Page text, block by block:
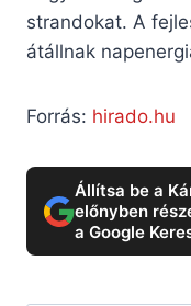
strandokat. A
átállnak
Forrás: hirado.hu
Állítsa be a
előnyben
a Google